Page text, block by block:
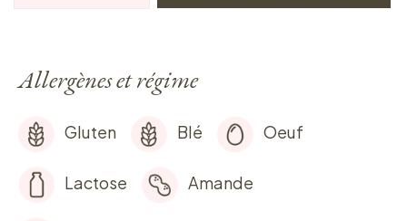
Allergènes et régime
Gluten Blé Oeuf
Lactose Amande